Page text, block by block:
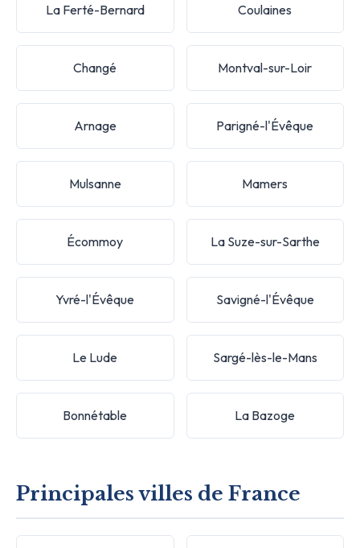
La Ferté-Bernard Coulaines
Changé Montval-sur-Loir
Arnage Parigné-l'Évêque
Mulsanne Mamers
Écommoy La Suze-sur-Sarthe
Yvré-l'Évêque Savigné-l'Évêque
Le Lude Sargé-lès-le-Mans
Bonnétable La Bazoge
Principales villes de France